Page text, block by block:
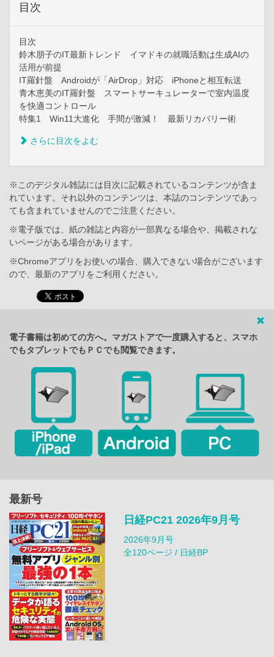
目次
目次
鈴木朋子のIT最新トレンド イマドキの就職活動は生成AIの
活用が前提
IT羅針盤 Androidが「AirDrop」対応 iPhoneと相互転送
青木恵美のIT羅針盤 スマートサーキュレーターで室内温度
を快適コントロール
特集1 Win11大進化 手間が激減！ 最新リカバリー術
さらに目次をよむ
※このデジタル雑誌には目次に記載されているコンテンツが含ま
れています。それ以外のコンテンツは、本誌のコンテンツであっ
ても含まれていませんのでご注意ください。
※電子版では、紙の雑誌と内容が一部異なる場合や、掲載されな
いページがある場合があります。
※Chromeアプリをお使いの場合、購入できない場合がございます
ので、最新のアプリをご利用ください。
電子書籍は初めての方へ。マガストアで一度購入すると、スマホ
でもタブレットでもＰＣでも閲覧できます。
最新号
日経PC21 2026年9月号
2026年9月号
全120ページ / 日経BP